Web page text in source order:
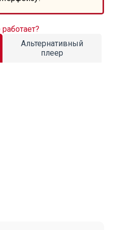
Альтернативный
плеер